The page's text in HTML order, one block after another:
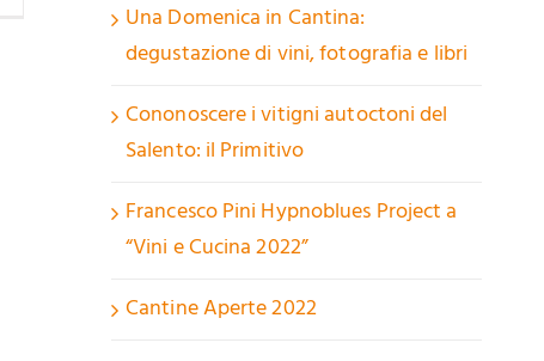
Una Domenica in Cantina:
degustazione di vini, fotografia e libri
Cononoscere i vitigni autoctoni del
Salento: il Primitivo
Francesco Pini Hypnoblues Project a
“Vini e Cucina 2022”
Cantine Aperte 2022